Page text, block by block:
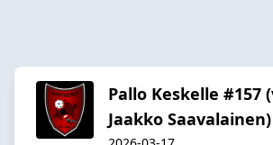
Pallo Keskelle #157
Jaakko Saavalainen)